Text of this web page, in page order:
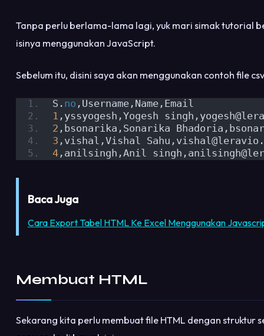
Tanpa perlu berlama-lama lagi, yuk mari simak tutorial
isinya menggunakan JavaScript.
Sebelum itu, disini saya akan menggunakan contoh file
S. no ,Username,Name,Email
1 ,yssyogesh,Yogesh
2 ,bsonarika,Sonarika
3 ,vishal,Vishal Sahu,vishal@leravio.
4,anilsingh,Anil
Baca Juga
Cara Export Tabel HTML Ke Excel Menggunakan
Membuat HTML
Sekarang kita perlu membuat file HTML dengan struktur